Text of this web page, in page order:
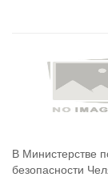
В Министерстве
безопасности